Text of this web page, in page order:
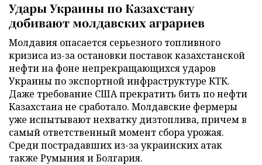
Удары Украины по Казахстану
добивают молдавских аграриев
Молдавия опасается серьезного топливного
кризиса из-за остановки поставок казахстанской
нефти на фоне непрекращающихся ударов
Украины по экспортной инфраструктуре КТК.
Даже требование США прекратить бить по нефти
Казахстана не сработало. Молдавские фермеры
уже испытывают нехватку дизтоплива, причем в
самый ответственный момент сбора урожая.
Среди пострадавших из-за украинских атак
также Румыния и Болгария.